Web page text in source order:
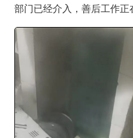
部门已经介入，善后工作正